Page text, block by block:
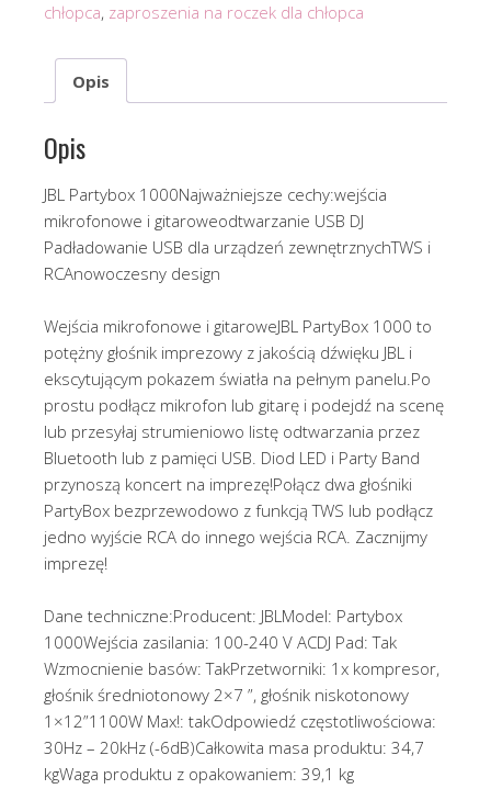
chłopca, zaproszenia na roczek dla chłopca
Opis
Opis
JBL Partybox 1000Najważniejsze cechy:wejścia
mikrofonowe i gitaroweodtwarzanie USB DJ
Padładowanie USB dla urządzeń zewnętrznychTWS i
RCAnowoczesny design
Wejścia mikrofonowe i gitaroweJBL PartyBox 1000 to
potężny głośnik imprezowy z jakością dźwięku JBL i
ekscytującym pokazem światła na pełnym panelu.Po
prostu podłącz mikrofon lub gitarę i podejdź na scenę
lub przesyłaj strumieniowo listę odtwarzania przez
Bluetooth lub z pamięci USB. Diod LED i Party Band
przynoszą koncert na imprezę!Połącz dwa głośniki
PartyBox bezprzewodowo z funkcją TWS lub podłącz
jedno wyjście RCA do innego wejścia RCA. Zacznijmy
imprezę!
Dane techniczne:Producent: JBLModel: Partybox
1000Wejścia zasilania: 100-240 V ACDJ Pad: Tak
Wzmocnienie basów: TakPrzetworniki: 1x kompresor,
głośnik średniotonowy 2×7 ”, głośnik niskotonowy
1×12”1100W Max!: takOdpowiedź częstotliwościowa:
30Hz – 20kHz (-6dB)Całkowita masa produktu: 34,7
kgWaga produktu z opakowaniem: 39,1 kg